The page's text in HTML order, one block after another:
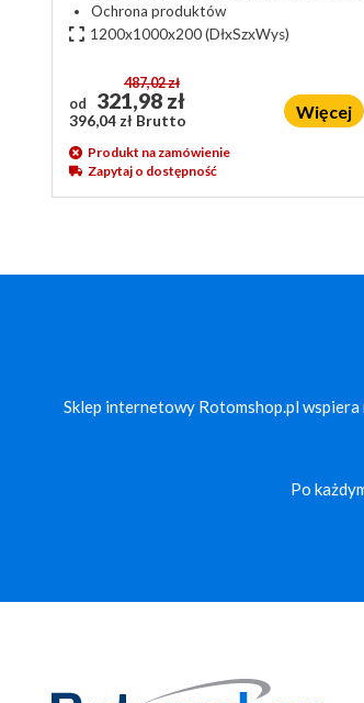
Ochrona produktów
1200x1000x200(DłxSzxWys)
od
487,02 zł
321,98 zł
396,04 zł Brutto Więcej
Produkt na zamówienie
Zapytaj o dostępność
Sklep internetowy Rotomshop.pl
Po